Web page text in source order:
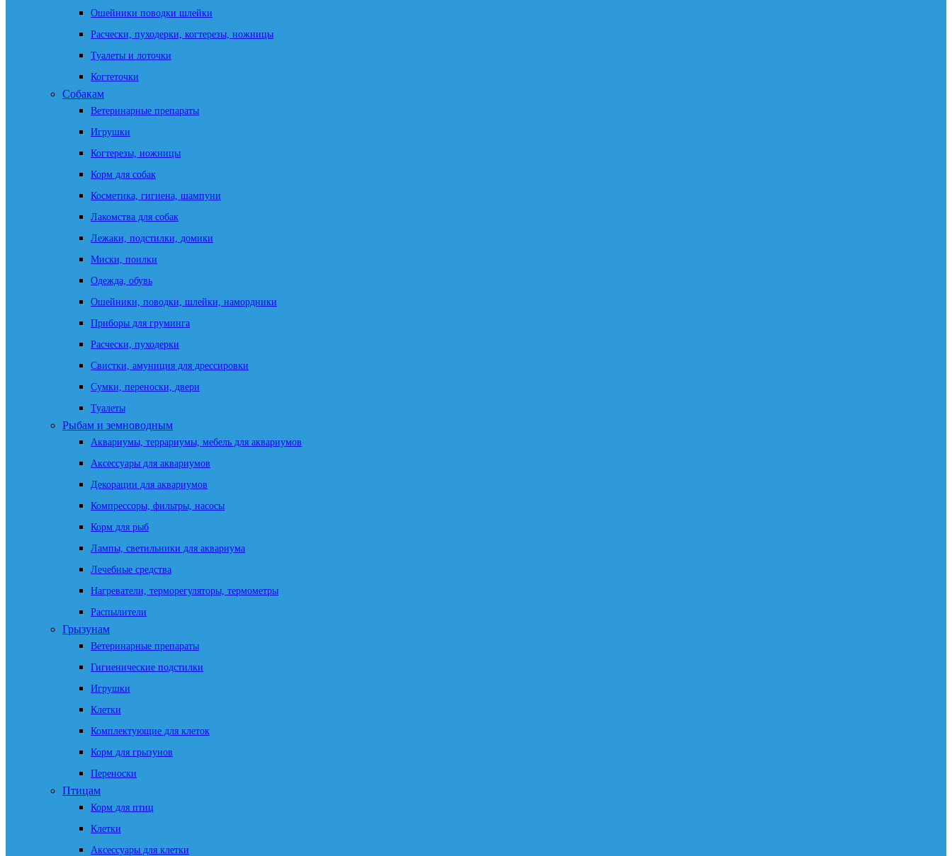
Ошейники поводки шлейки
Расчески, пуходерки, когтерезы, ножницы
Туалеты и лоточки
Когтеточки
Собакам
Ветеринарные препараты
Игрушки
Когтерезы, ножницы
Корм для собак
Косметика, гигиена, шампуни
Лакомства для собак
Лежаки, подстилки, домики
Миски, поилки
Одежда, обувь
Ошейники, поводки, шлейки, намордники
Приборы для груминга
Расчески, пуходерки
Свистки, амуниция для дрессировки
Сумки, переноски, двери
Туалеты
Рыбам и земноводным
Аквариумы, террариумы, мебель для аквариумов
Аксессуары для аквариумов
Декорации для аквариумов
Компрессоры, фильтры, насосы
Корм для рыб
Лампы, светильники для аквариума
Лечебные средства
Нагреватели, терморегуляторы, термометры
Распылители
Грызунам
Ветеринарные препараты
Гигиенические подстилки
Игрушки
Клетки
Комплектующие для клеток
Корм для грызунов
Переноски
Птицам
Корм для птиц
Клетки
Аксессуары для клетки